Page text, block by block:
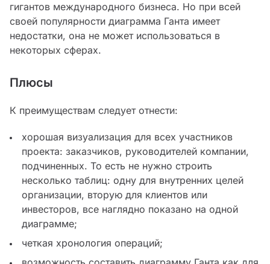
гигантов международного бизнеса. Но при всей
своей популярности диаграмма Ганта имеет
недостатки, она не может использоваться в
некоторых сферах.
Плюсы
К преимуществам следует отнести:
хорошая визуализация для всех участников
проекта: заказчиков, руководителей компании,
подчиненных. То есть не нужно строить
несколько таблиц: одну для внутренних целей
организации, вторую для клиентов или
инвесторов, все наглядно показано на одной
диаграмме;
четкая хронология операций;